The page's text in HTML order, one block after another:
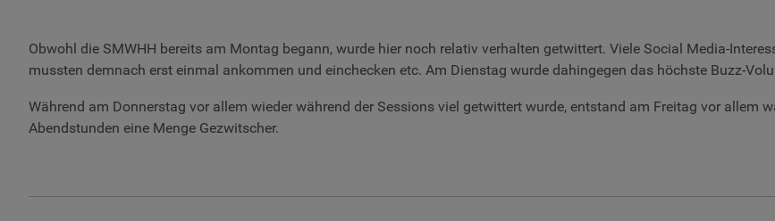
Obwohl die SMWHH bereits am Montag begann, wurde hier noch relativ verhalten getwittert. Viele Social Media-
mussten demnach erst einmal ankommen und einchecken etc. Am Dienstag wurde dahingegen das höchste Buzz-
Während am Donnerstag vor allem wieder während der Sessions viel getwittert wurde, entstand am Freitag vor allem
Abendstunden eine Menge Gezwitscher.